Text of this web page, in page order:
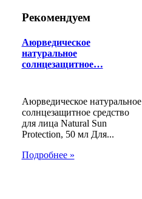
Рекомендуем
Аюрведическое
натуральное
солнцезащитное…
Аюрведическое натуральное
солнцезащитное средство
для лица Natural Sun
Protection, 50 мл Для...
Подробнее »